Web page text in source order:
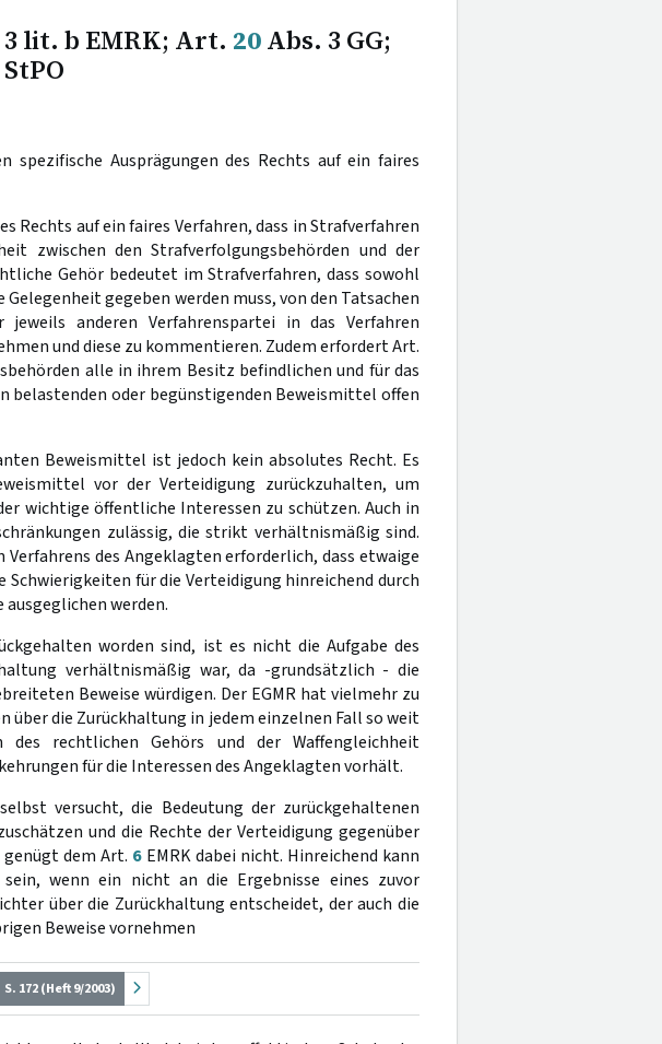
lit. b EMRK; Art. 20Abs. 3 GG;
StPO
spezifische Ausprägungen des Rechts auf ein faires
Rechts auf ein faires Verfahren, dass in Strafverfahren
zwischen den Strafverfolgungsbehörden und der
Gehör bedeutet im Strafverfahren, dass sowohl
gegeben werden muss, von den Tatsachen
anderen Verfahrenspartei in das Verfahren
und diese zu kommentieren. Zudem erfordert Art.
alle in ihrem Besitz befindlichen und für das
belastenden oder begünstigenden Beweismittel offen
Beweismittel ist jedoch kein absolutes Recht. Es
vor der Verteidigung zurückzuhalten, um
wichtige öffentliche Interessen zu schützen. Auch in
zulässig, die strikt verhältnismäßig sind.
Verfahrens des Angeklagten erforderlich, dass etwaige
für die Verteidigung hinreichend durch
werden.
worden sind, ist es nicht die Aufgabe des
verhältnismäßig war, da -grundsätzlich - die
Beweise würdigen. Der EGMR hat vielmehr zu
über die Zurückhaltung in jedem einzelnen Fall so weit
rechtlichen Gehörs und der Waffengleichheit
für die Interessen des Angeklagten vorhält.
versucht, die Bedeutung der zurückgehaltenen
und die Rechte der Verteidigung gegenüber
dem Art. 6EMRK dabei nicht. Hinreichend kann
wenn ein nicht an die Ergebnisse eines zuvor
über die Zurückhaltung entscheidet, der auch die
Beweise vornehmen
S. 172 (Heft 9/2003)